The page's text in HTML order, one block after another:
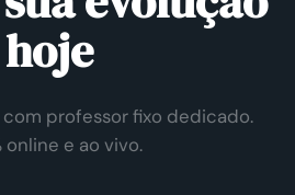
hoje
professor fixo dedicado.
online e ao vivo.